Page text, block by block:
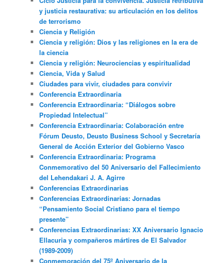
y justicia restaurativa: su articulación en los delitos
de terrorismo
Ciencia y Religión
Ciencia y religión: Dios y las religiones en la era de
la ciencia
Ciencia y religión: Neurociencias y espiritualidad
Ciencia, Vida y Salud
Ciudades para vivir, ciudades para convivir
Conferencia Extraordinaria
Conferencia Extraordinaria: “Diálogos sobre
Propiedad Intelectual”
Conferencia Extraordinaria: Colaboración entre
Fórum Deusto, Deusto Business School y Secretaría
General de Acción Exterior del Gobierno Vasco
Conferencia Extraordinaria: Programa
Conmemorativo del 50 Aniversario del Fallecimiento
del Lehendakari J. A. Agirre
Conferencias Extraordinarias
Conferencias Extraordinarias: Jornadas
“Pensamiento Social Cristiano para el tiempo
presente”
Conferencias Extraordinarias: XX Aniversario Ignacio
Ellacuria y compañeros mártires de El Salvador
(1989-2009)
Conmemoración del 75º Aniversario de la